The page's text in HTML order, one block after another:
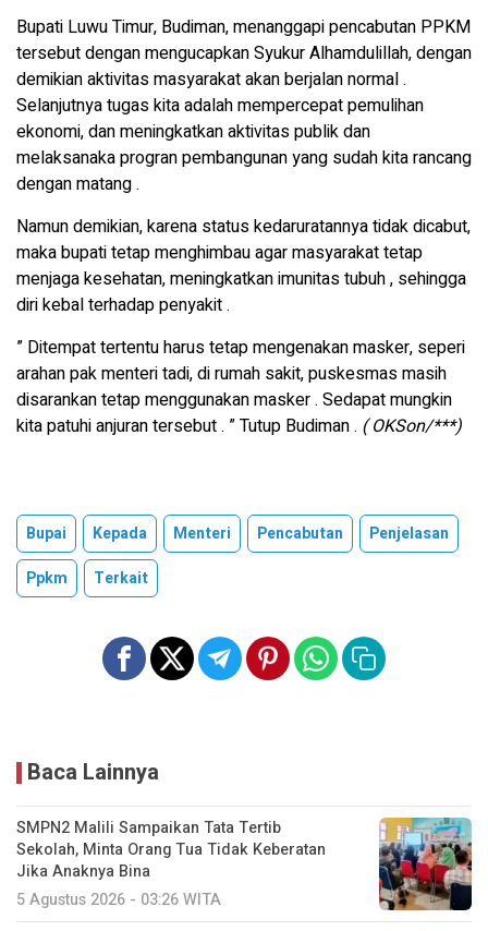
Bupati Luwu Timur, Budiman, menanggapi pencabutan PPKM
tersebut dengan mengucapkan Syukur Alhamdulillah, dengan
demikian aktivitas masyarakat akan berjalan normal .
Selanjutnya tugas kita adalah mempercepat pemulihan
ekonomi, dan meningkatkan aktivitas publik dan
melaksanaka progran pembangunan yang sudah kita rancang
dengan matang .
Namun demikian, karena status kedaruratannya tidak dicabut,
maka bupati tetap menghimbau agar masyarakat tetap
menjaga kesehatan, meningkatkan imunitas tubuh , sehingga
diri kebal terhadap penyakit .
” Ditempat tertentu harus tetap mengenakan masker, seperi
arahan pak menteri tadi, di rumah sakit, puskesmas masih
disarankan tetap menggunakan masker . Sedapat mungkin
kita patuhi anjuran tersebut . ” Tutup Budiman . ( OKSon/***)
Bupai Kepada Menteri Pencabutan
Penjelasan
Ppkm
Terkait
Baca Lainnya
SMPN2 Malili Sampaikan Tata Tertib
Sekolah, Minta Orang Tua Tidak Keberatan
Jika Anaknya Bina
5 Agustus 2026 - 03:26 WITA